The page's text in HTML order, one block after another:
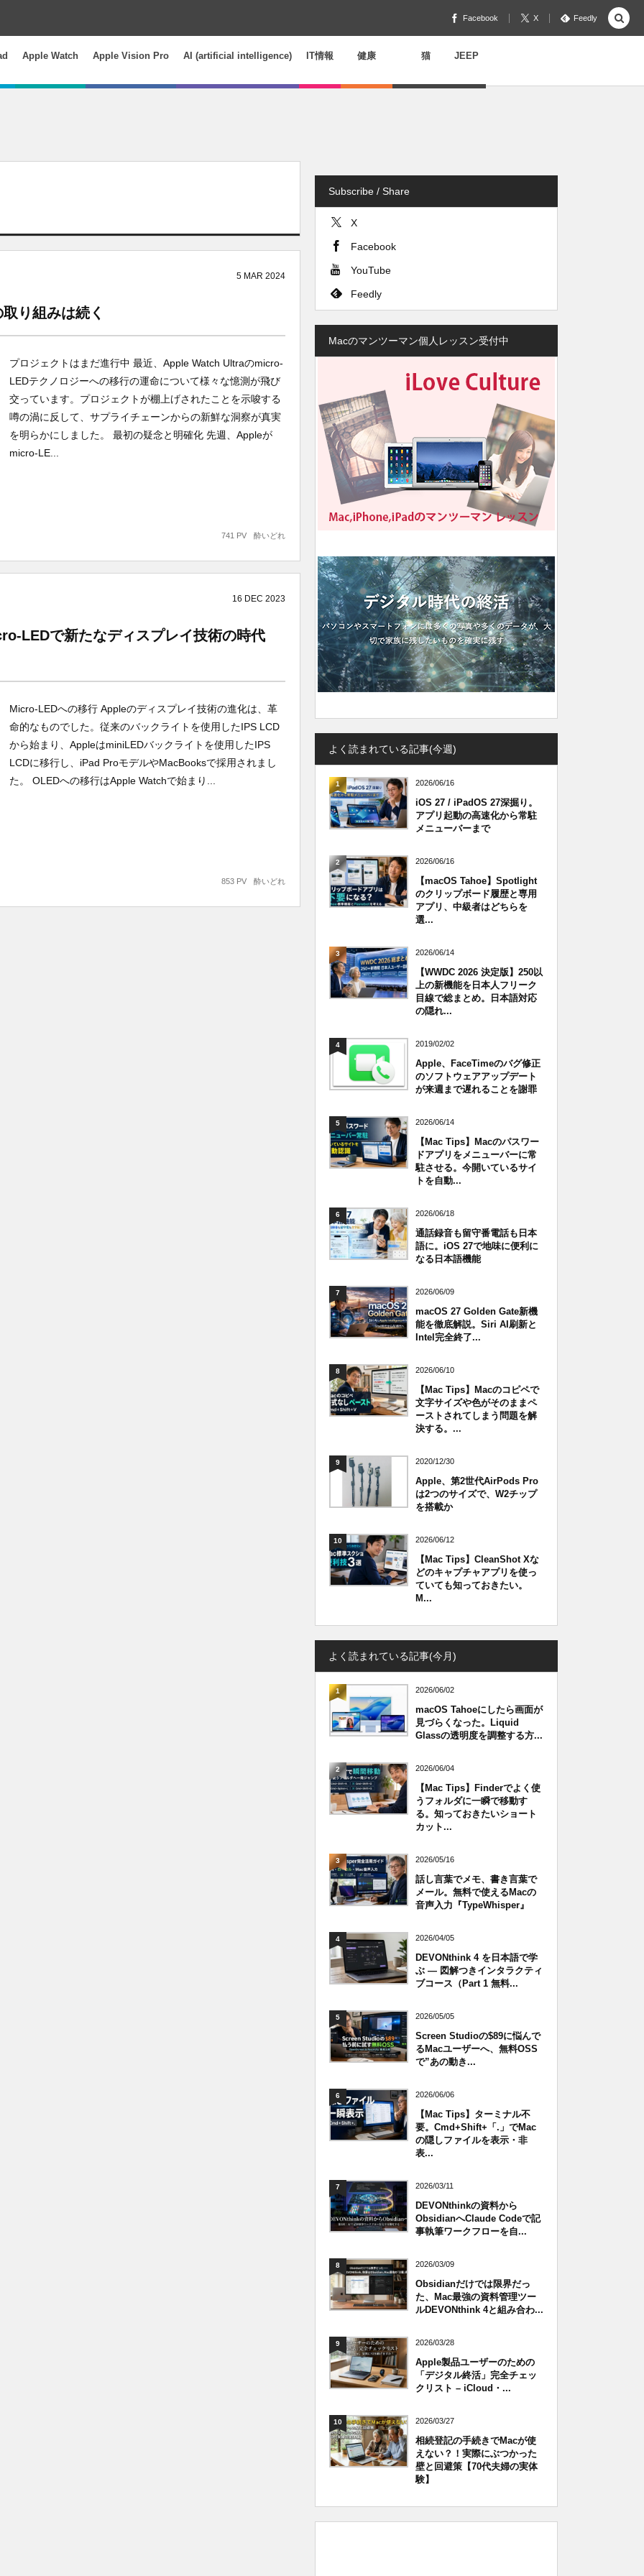
Facebook X Feedly
Apple Watch Apple Vision Pro AI (artificial intelligence) IT情報 健康 猫 JEEP
5 MAR 2024
り組みは続く
プロジェクトはまだ進行中 最近、Apple Watch Ultraのmicro-
LEDテクノロジーへの移行の運命について様々な憶測が飛び
交っています。プロジェクトが棚上げされたことを示唆する
噂の渦に反して、サプライチェーンからの新鮮な洞察が真実
を明らかにしました。 最初の疑念と明確化 先週、Appleが
micro-LE...
酔いどれ
741 PV
16 DEC 2023
LEDで新たなディスプレイ技術の時代
Micro-LEDへの移行 Appleのディスプレイ技術の進化は、革
命的なものでした。従来のバックライトを使用したIPS LCD
から始まり、AppleはminiLEDバックライトを使用したIPS
LCDに移行し、iPad ProモデルやMacBooksで採用されまし
た。 OLEDへの移行はApple Watchで始まり...
酔いどれ
853 PV
Subscribe / Share
X
Facebook
YouTube
Feedly
Macのマンツーマン個人レッスン受付中
よく読まれている記事(今週)
1 2026/06/16
iOS 27 / iPadOS 27深掘り。
アプリ起動の高速化から常駐
メニューバーまで
2 2026/06/16
【macOS Tahoe】Spotlight
のクリップボード履歴と専用
アプリ、中級者はどちらを
選...
3 2026/06/14
【WWDC 2026 決定版】250以
上の新機能を日本人フリーク
目線で総まとめ。日本語対応
の隠れ...
4 2019/02/02
Apple、FaceTimeのバグ修正
のソフトウェアアップデート
が来週まで遅れることを謝罪
5 2026/06/14
【Mac Tips】Macのパスワー
ドアプリをメニューバーに常
駐させる。今開いているサイ
トを自動...
6 2026/06/18
通話録音も留守番電話も日本
語に。iOS 27で地味に便利に
なる日本語機能
7 2026/06/09
macOS 27 Golden Gate新機
能を徹底解説。Siri AI刷新と
Intel完全終了...
8 2026/06/10
【Mac Tips】Macのコピペで
文字サイズや色がそのままペ
ーストされてしまう問題を解
決する。...
9 2020/12/30
Apple、第2世代AirPods Pro
は2つのサイズで、W2チップ
を搭載か
10 2026/06/12
【Mac Tips】CleanShot Xな
どのキャプチャアプリを使っ
ていても知っておきたい。
M...
よく読まれている記事(今月)
1 2026/06/02
macOS Tahoeにしたら画面が
見づらくなった。Liquid
Glassの透明度を調整する方...
2 2026/06/04
【Mac Tips】Finderでよく使
うフォルダに一瞬で移動す
る。知っておきたいショート
カット...
3 2026/05/16
話し言葉でメモ、書き言葉で
メール。無料で使えるMacの
音声入力『TypeWhisper』
4 2026/04/05
DEVONthink 4 を日本語で学
ぶ — 図解つきインタラクティ
ブコース（Part 1 無料...
5 2026/05/05
Screen Studioの$89に悩んで
るMacユーザーへ、無料OSS
で”あの動き...
6 2026/06/06
【Mac Tips】ターミナル不
要。Cmd+Shift+「.」でMac
の隠しファイルを表示・非
表...
7 2026/03/11
DEVONthinkの資料から
ObsidianへClaude Codeで記
事執筆ワークフローを自...
8 2026/03/09
Obsidianだけでは限界だっ
た、Mac最強の資料管理ツー
ルDEVONthink 4と組み合わ...
9 2026/03/28
Apple製品ユーザーのための
「デジタル終活」完全チェッ
クリスト – iCloud・...
10 2026/03/27
相続登記の手続きでMacが使
えない？！実際にぶつかった
壁と回避策【70代夫婦の実体
験】